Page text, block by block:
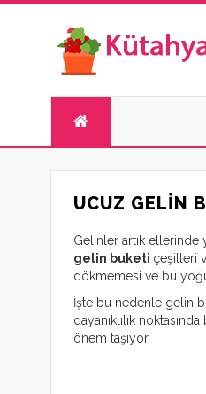
UCUZ GELIN
Gelinler artık
gelin buketi çeşitleri
dökmemesi ve bu
İşte bu nedenle gelin
dayanıklılık
önem taşıyor.